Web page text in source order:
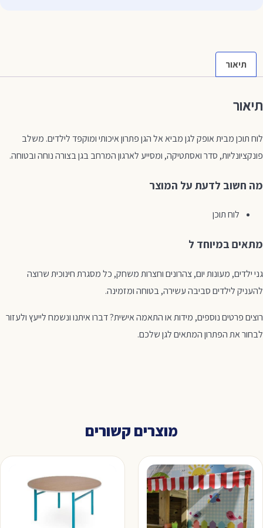
תיאור
תיאור
לוח תוכן מבית אופק לגן מביא אל הגן פתרון איכותי ומוקפד לילדים. משלב
פונקציונליות, סדר ואסתטיקה, ומסייע לארגון המרחב בגן בצורה נוחה ובטוחה.
מה חשוב לדעת על המוצר
לוח תוכן
מתאים במיוחד ל
גני ילדים, מעונות יום, צהרונים וחצרות משחק, כל מסגרת חינוכית שרוצה
להעניק לילדים סביבה עשירה, בטוחה ומזמינה.
רוצים פרטים נוספים, מידות או התאמה אישית? דברו איתנו ונשמח לייעץ ולעזור
לבחור את הפתרון המתאים לגן שלכם.
מוצרים קשורים